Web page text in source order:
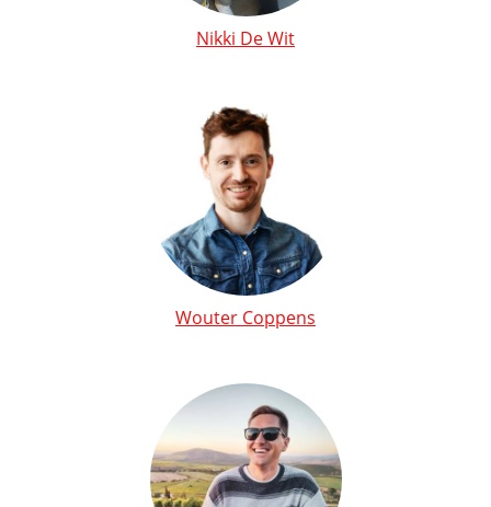
Nikki De Wit
Wouter Coppens